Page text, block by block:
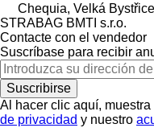
Chequia, Velká Bystřice
STRABAG BMTI s.r.o.
Contacte con el vendedor
Suscríbase para recibir
Suscribirse
Al hacer clic aquí,
de privacidad y nuestro